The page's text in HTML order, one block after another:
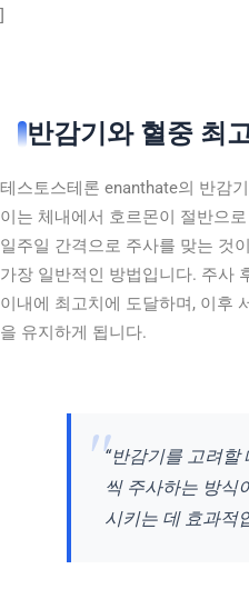
]
반감기와 혈중 최
테스토스테론 enanthate의 반감
이는 체내에서 호르몬이 절반으
일주일 간격으로 주사를 맞는 것
가장 일반적인 방법입니다. 주사
이내에 최고치에 도달하며, 이후
을 유지하게 됩니다.
“반감기를 고려할
씩 주사하는 방식
시키는 데 효과적